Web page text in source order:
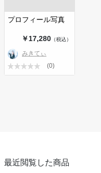
プロフィール写真
￥17,280（税込）
みきてぃ
(0)
最近閲覧した商品